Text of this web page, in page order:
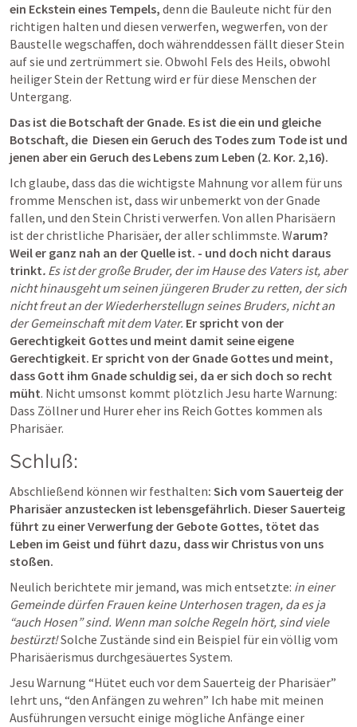
ein Eckstein eines Tempels, denn die Bauleute nicht für den
richtigen halten und diesen verwerfen, wegwerfen, von der
Baustelle wegschaffen, doch währenddessen fällt dieser Stein
auf sie und zertrümmert sie. Obwohl Fels des Heils, obwohl
heiliger Stein der Rettung wird er für diese Menschen der
Untergang.
Das ist die Botschaft der Gnade. Es ist die ein und gleiche
Botschaft, die  Diesen ein Geruch des Todes zum Tode ist und
jenen aber ein Geruch des Lebens zum Leben (2. Kor. 2,16).
Ich glaube, dass das die wichtigste Mahnung vor allem für uns
fromme Menschen ist, dass wir unbemerkt von der Gnade
fallen, und den Stein Christi verwerfen. Von allen Pharisäern
ist der christliche Pharisäer, der aller schlimmste. Warum?
Weil er ganz nah an der Quelle ist. - und doch nicht daraus
trinkt. Es ist der große Bruder, der im Hause des Vaters ist, aber
nicht hinausgeht um seinen jüngeren Bruder zu retten, der sich
nicht freut an der Wiederherstellugn seines Bruders, nicht an
der Gemeinschaft mit dem Vater. Er spricht von der
Gerechtigkeit Gottes und meint damit seine eigene
Gerechtigkeit. Er spricht von der Gnade Gottes und meint,
dass Gott ihm Gnade schuldig sei, da er sich doch so recht
müht. Nicht umsonst kommt plötzlich Jesu harte Warnung:
Dass Zöllner und Hurer eher ins Reich Gottes kommen als
Pharisäer.
Schluß:
Abschließend können wir festhalten: Sich vom Sauerteig der
Pharisäer anzustecken ist lebensgefährlich. Dieser Sauerteig
führt zu einer Verwerfung der Gebote Gottes, tötet das
Leben im Geist und führt dazu, dass wir Christus von uns
stoßen.
Neulich berichtete mir jemand, was mich entsetzte: in einer
Gemeinde dürfen Frauen keine Unterhosen tragen, da es ja
“auch Hosen” sind. Wenn man solche Regeln hört, sind viele
bestürzt! Solche Zustände sind ein Beispiel für ein völlig vom
Pharisäerismus durchgesäuertes System.
Jesu Warnung “Hütet euch vor dem Sauerteig der Pharisäer”
lehrt uns, “den Anfängen zu wehren” Ich habe mit meinen
Ausführungen versucht einige mögliche Anfänge einer